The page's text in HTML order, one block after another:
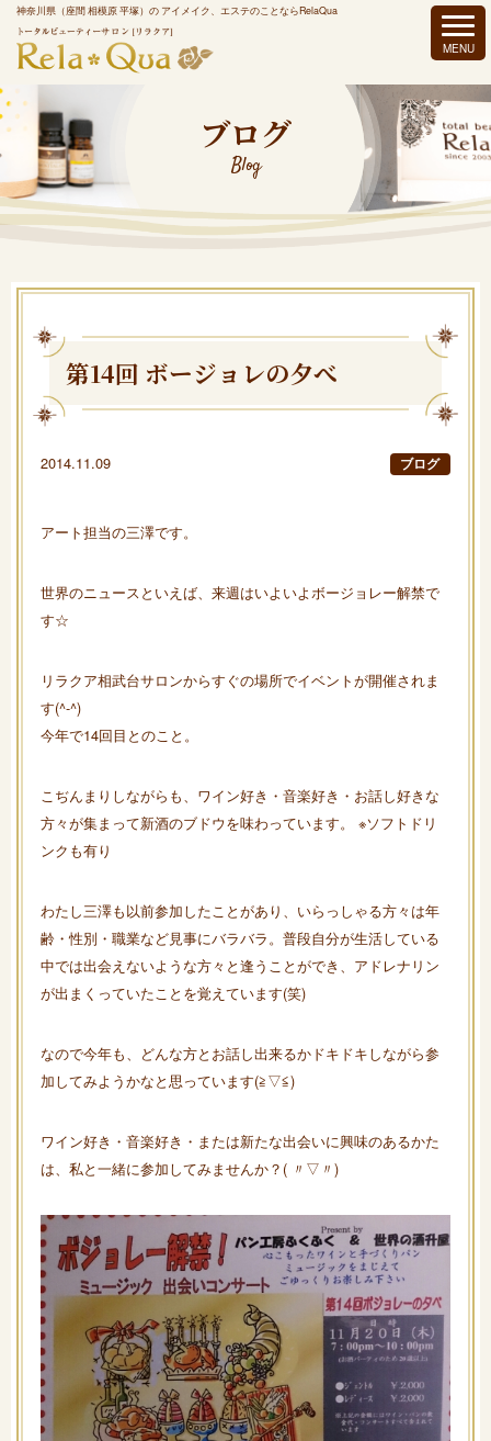
神奈川県（座間 相模原 平塚）の アイメイク、エステのことならRelaQua
ブログ
Blog
第14回 ボージョレの夕べ
2014.11.09 ブログ
アート担当の三澤です。
世界のニュースといえば、来週はいよいよボージョレー解禁で
す☆
リラクア相武台サロンからすぐの場所でイベントが開催されま
す(^-^)
今年で14回目とのこと。
こぢんまりしながらも、ワイン好き・音楽好き・お話し好きな
方々が集まって新酒のブドウを味わっています。 ※ソフトドリ
ンクも有り
わたし三澤も以前参加したことがあり、いらっしゃる方々は年
齢・性別・職業など見事にバラバラ。普段自分が生活している
中では出会えないような方々と逢うことができ、アドレナリン
が出まくっていたことを覚えています(笑)
なので今年も、どんな方とお話し出来るかドキドキしながら参
加してみようかなと思っています(≧▽≦)
ワイン好き・音楽好き・または新たな出会いに興味のあるかた
は、私と一緒に参加してみませんか？( 〃▽〃)